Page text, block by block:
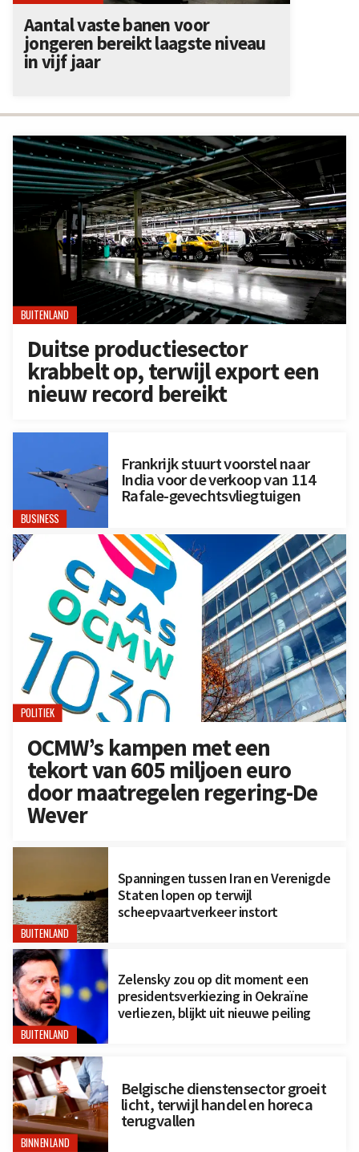
BUITENLAND
Duitse productiesector
krabbelt op, terwijl export een
nieuw record bereikt
BUSINESS
Frankrijk stuurt voorstel naar
India voor de verkoop van 114
Rafale-gevechtsvliegtuigen
POLITIEK
OCMW’s kampen met een
tekort van 605 miljoen euro
door maatregelen regering-De
Wever
BUITENLAND
Spanningen tussen Iran en Verenigde
Staten lopen op terwijl
scheepvaartverkeer instort
BUITENLAND
Zelensky zou op dit moment een
presidentsverkiezing in Oekraïne
verliezen, blijkt uit nieuwe peiling
BINNENLAND
Belgische dienstensector groeit
licht, terwijl handel en horeca
terugvallen
Aantal vaste banen voor
jongeren bereikt laagste niveau
in vijf jaar